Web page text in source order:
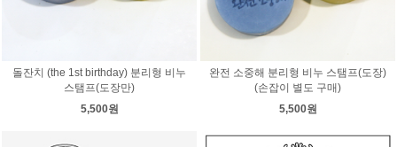
돌잔치 (the 1st birthday) 분리형 비누
스탬프(도장만)
5,500원
완전 소중해 분리형 비누 스탬프(도장)
(손잡이 별도 구매)
5,500원